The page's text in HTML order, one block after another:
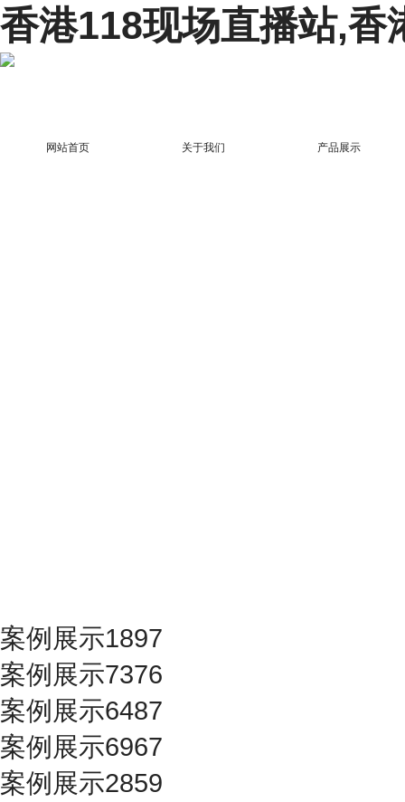
香港118现场直播站,香
网站首页 关于我们 产品展示
案例展示1897
案例展示7376
案例展示6487
案例展示6967
案例展示2859